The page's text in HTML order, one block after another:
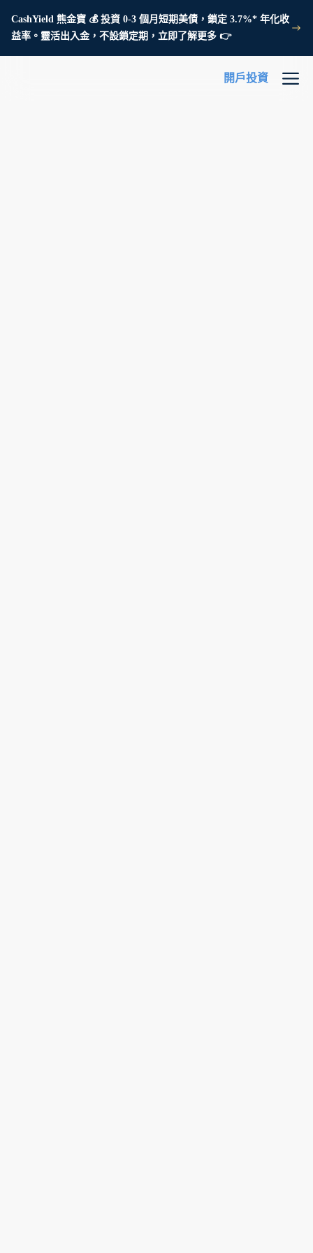
CashYield 熊金寶 💰 投資 0-3 個月短期美債，鎖定 3.7%* 年化收
益率。靈活出入金，不設鎖定期，立即了解更多 👉
開戶投資